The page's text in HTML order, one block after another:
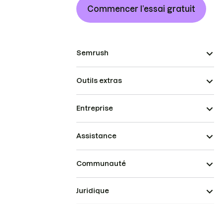
Commencer l’essai gratuit
Semrush
Outils extras
Entreprise
Assistance
Communauté
Juridique